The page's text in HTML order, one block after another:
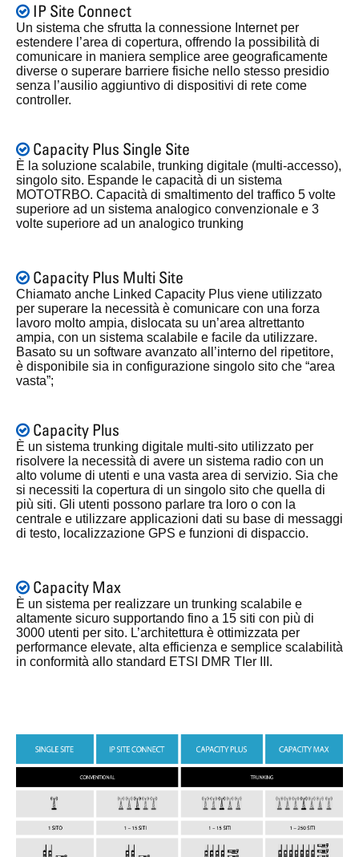
IP Site Connect
Un sistema che sfrutta la connessione Internet per
estendere l’area di copertura, offrendo la possibilità di
comunicare in maniera semplice aree geograficamente
diverse o superare barriere fisiche nello stesso presidio
senza l’ausilio aggiuntivo di dispositivi di rete come
controller.
Capacity Plus Single Site
È la soluzione scalabile, trunking digitale (multi-accesso),
singolo sito. Espande le capacità di un sistema
MOTOTRBO. Capacità di smaltimento del traffico 5 volte
superiore ad un sistema analogico convenzionale e 3
volte superiore ad un analogico trunking
Capacity Plus Multi Site
Chiamato anche Linked Capacity Plus viene utilizzato
per superare la necessità è comunicare con una forza
lavoro molto ampia, dislocata su un’area altrettanto
ampia, con un sistema scalabile e facile da utilizzare.
Basato su un software avanzato all’interno del ripetitore,
è disponibile sia in configurazione singolo sito che “area
vasta”;
Capacity Plus
È un sistema trunking digitale multi-sito utilizzato per
risolvere la necessità di avere un sistema radio con un
alto volume di utenti e una vasta area di servizio. Sia che
si necessiti la copertura di un singolo sito che quella di
più siti. Gli utenti possono parlare tra loro o con la
centrale e utilizzare applicazioni dati su base di messaggi
di testo, localizzazione GPS e funzioni di dispaccio.
Capacity Max
È un sistema per realizzare un trunking scalabile e
altamente sicuro supportando fino a 15 siti con più di
3000 utenti per sito. L’architettura è ottimizzata per
performance elevate, alta efficienza e semplice scalabilità
in conformità allo standard ETSI DMR TIer III.